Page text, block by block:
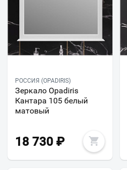
РОССИЯ (OPADIRIS)
Зеркало Opadiris
Кантара 105 белый
матовый
18 730 ₽